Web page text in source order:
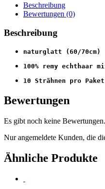
Beschreibung
Bewertungen (0)
Beschreibung
naturglatt (60/70cm)
100% remy echthaar
10 Strähnen pro Paket
Bewertungen
Es gibt noch keine Bewertungen.
Nur angemeldete Kunden, die
Ähnliche Produkte